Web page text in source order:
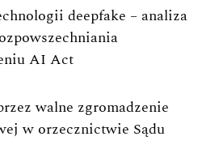
deepfake – analiza
AI Act
walne zgromadzenie
w orzecznictwie Sądu